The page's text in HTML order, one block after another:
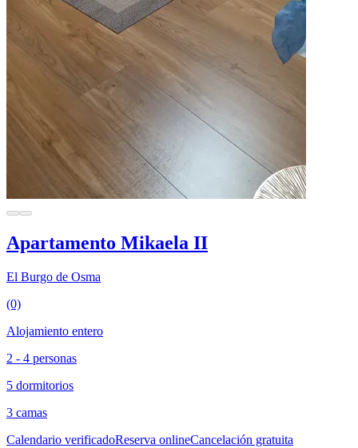
Apartamento Mikaela II
El Burgo de Osma
(0)
Alojamiento entero
2 - 4 personas
5 dormitorios
3 camas
Calendario verificadoReserva onlineCancelación gratuita